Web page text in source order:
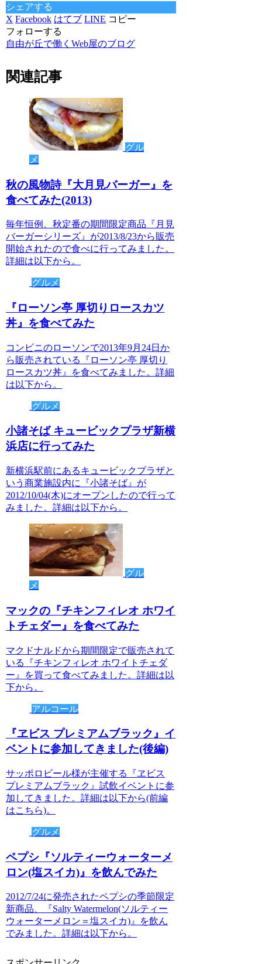
シェアする
X Facebook はてブ LINE コピー
フォローする
自由が丘で働くWeb屋のブログ
関連記事
グル
メ
秋の風物詩『大月見バーガー』を
食べてみた(2013)
毎年恒例、秋定番の期間限定商品『月見
バーガーシリーズ』が2013/8/23から販売
開始されたので食べに行ってみました。
詳細は以下から。
グルメ
『ローソン亭 厚切りロースカツ
丼』を食べてみた
コンビニのローソンで2013年9月24日か
ら販売されている『ローソン亭 厚切り
ロースカツ丼』を食べてみました。詳細
は以下から。
グルメ
小諸そば キュービックプラザ新横
浜店に行ってみた
新横浜駅前にあるキュービックプラザと
いう商業施設内に『小諸そば』が
2012/10/04(木)にオープンしたので行って
みました。詳細は以下から。
グル
メ
マックの『チキンフィレオ ホワイ
トチェダー』を食べてみた
マクドナルドから期間限定で販売されて
いる『チキンフィレオ ホワイトチェダ
ー』を買って食べてみました。詳細は以
下から。
アルコール
『ヱビス プレミアムブラック』イ
ベントに参加してきました(後編)
サッポロビール様が主催する『ヱビス
プレミアムブラック』試飲イベントに参
加してきました。詳細は以下から(前編
はこちら)。
グルメ
ペプシ『ソルティーウォーターメ
ロン(塩スイカ)』を飲んでみた
2012/7/24に発売されたペプシの季節限定
新商品、『Salty Watermelon(ソルティー
ウォーターメロン＝塩スイカ)』を飲ん
でみました。詳細は以下から。